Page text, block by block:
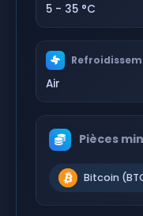
5 - 35 °C
Air
Pièces
Bitcoin